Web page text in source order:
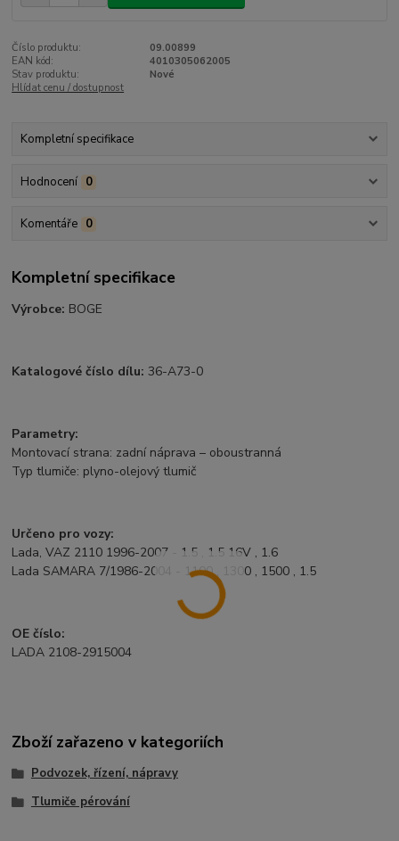
Číslo produktu:
09.00899
EAN kód:
4010305062005
Stav produktu:
Nové
Hlídat cenu / dostupnost
Kompletní specifikace
Hodnocení 0
Komentáře 0
Kompletní specifikace
Výrobce: BOGE
Katalogové číslo dílu: 36-A73-0
Parametry:
Montovací strana: zadní náprava – oboustranná
Typ tlumiče: plyno-olejový tlumič
Určeno pro vozy:
Lada, VAZ 2110 1996-2007 - 1.5 , 1.5 16V , 1.6
Lada SAMARA 7/1986-2004 - 1100 , 1300 , 1500 , 1.5
OE číslo:
LADA 2108-2915004
Zboží zařazeno v kategoriích
Podvozek, řízení, nápravy
Tlumiče pérování